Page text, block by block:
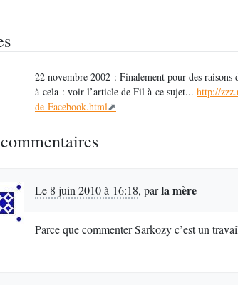
22 novembre 2002 : Finalement pour des raisons
à cela : voir l’article de Fil à ce sujet... http://
de-Facebook.html
Le 8 juin 2010 à 16:18, parla mère
Parce que commenter Sarkozy c’est un